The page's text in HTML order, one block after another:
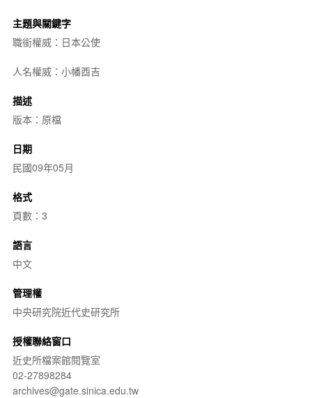
主題與關鍵字
職銜權威：日本公使
人名權威：小幡酉吉
描述
版本：原檔
日期
民國09年05月
格式
頁數：3
語言
中文
管理權
中央研究院近代史研究所
授權聯絡窗口
近史所檔案館閱覽室
02-27898284
archives@gate.sinica.edu.tw